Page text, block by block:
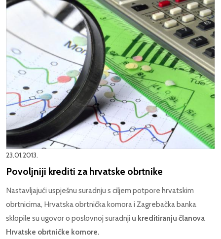
23.01.2013.
Povoljniji krediti za hrvatske obrtnike
Nastavljajući uspješnu suradnju s ciljem potpore hrvatskim
obrtnicima, Hrvatska obrtnička komora i Zagrebačka banka
sklopile su ugovor o poslovnoj suradnji u kreditiranju članova
Hrvatske obrtničke komore.